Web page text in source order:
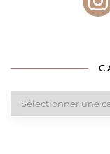
Catégories
blog